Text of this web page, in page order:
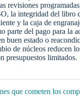
revisiones
la integridad del libro
y la caja de
parte del pago para la
buen estado o
de núcleos reducen
presupuestos limitados.
que cometen los